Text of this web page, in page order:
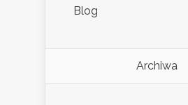
Blog
Archiwa